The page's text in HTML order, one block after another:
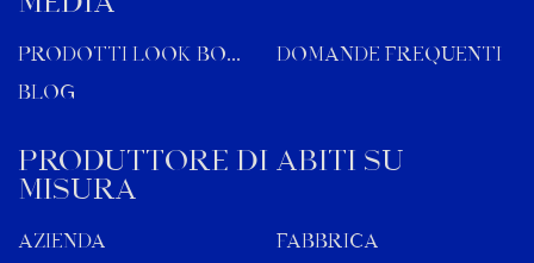
Prodotti Look Book
Domande frequenti
Blog
Produttore di abiti su
misura
Azienda Fabbrica